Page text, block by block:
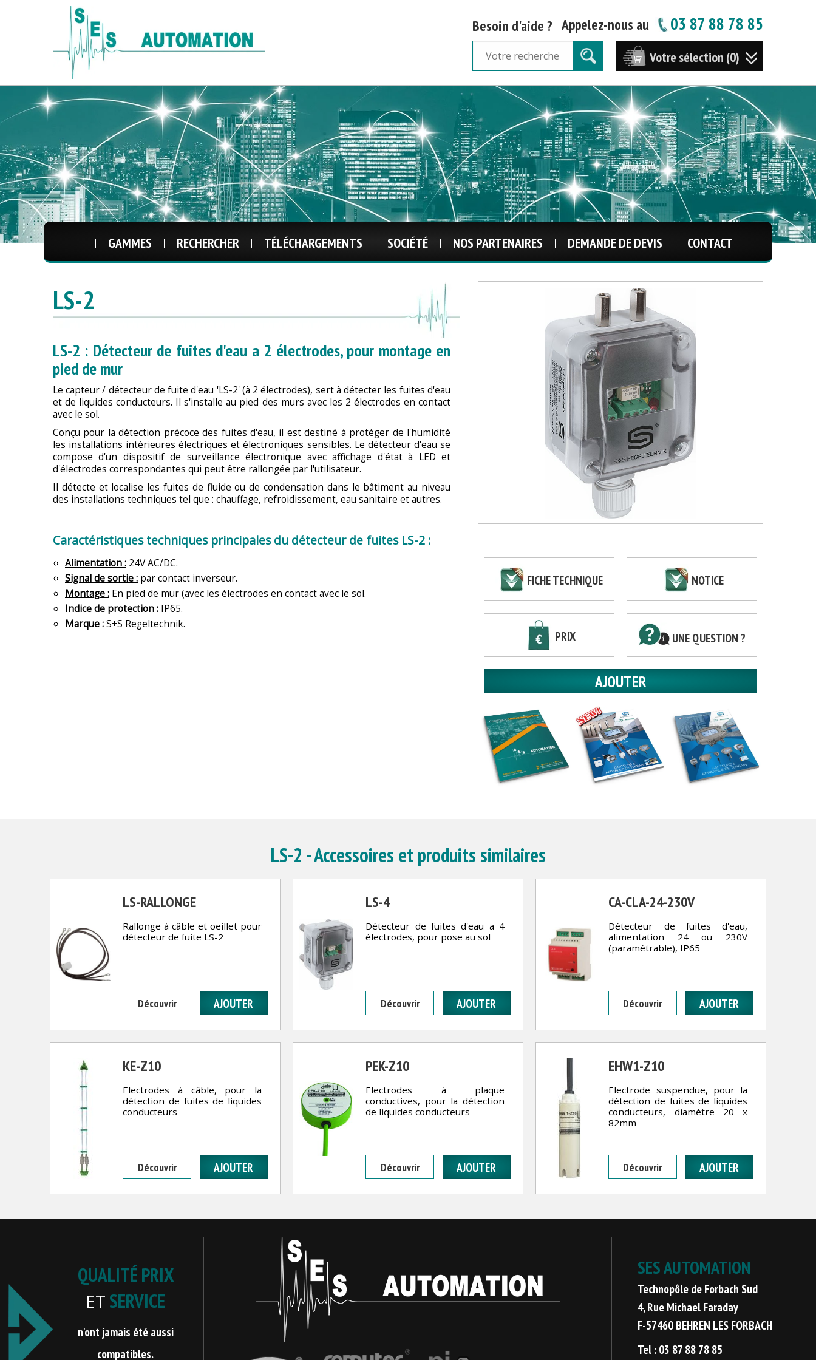
Besoin d'aide ? Appelez-nous au 03 87 88 78 85
Votre sélection (0)
GAMMES RECHERCHER TÉLÉCHARGEMENTS SOCIÉTÉ NOS PARTENAIRES DEMANDE DE DEVIS CONTACT
LS-2
LS-2 : Détecteur de fuites d'eau a 2 électrodes, pour montage en
pied de mur
Le capteur / détecteur de fuite d'eau 'LS-2' (à 2 électrodes), sert à détecter les fuites d'eau
et de liquides conducteurs. Il s'installe au pied des murs avec les 2 électrodes en contact
avec le sol.
Conçu pour la détection précoce des fuites d'eau, il est destiné à protéger de l'humidité
les installations intérieures électriques et électroniques sensibles. Le détecteur d'eau se
compose d'un dispositif de surveillance électronique avec affichage d'état à LED et
d'électrodes correspondantes qui peut être rallongée par l'utilisateur.
Il détecte et localise les fuites de fluide ou de condensation dans le bâtiment au niveau
des installations techniques tel que : chauffage, refroidissement, eau sanitaire et autres.
Caractéristiques techniques principales du détecteur de fuites LS-2 :
Alimentation : 24V AC/DC.
Signal de sortie : par contact inverseur.
Montage : En pied de mur (avec les électrodes en contact avec le sol.
Indice de protection : IP65.
Marque :S+S Regeltechnik.
FICHE TECHNIQUE NOTICE
PRIX
LS-2 - Accessoires et produits similaires
LS-RALLONGE
Rallonge à câble et oeillet pour
détecteur de fuite LS-2
Découvrir
LS-4
Détecteur de fuites d'eau a 4
électrodes, pour pose au sol
Découvrir
CA-CLA-24-230V
Détecteur de fuites d'eau,
alimentation 24 ou 230V
(paramétrable), IP65
Découvrir
KE-Z10
Electrodes à câble, pour la
détection de fuites de liquides
conducteurs
Découvrir
PEK-Z10
Electrodes à plaque
conductives, pour la détection
de liquides conducteurs
Découvrir
EHW1-Z10
Electrode suspendue, pour la
détection de fuites de liquides
conducteurs, diamètre 20 x
82mm
Découvrir
QUALITÉ PRIX
ET SERVICE
n'ont jamais été aussi
compatibles.
SES AUTOMATION
Technopôle de Forbach Sud
4, Rue Michael Faraday
F-57460 BEHREN LES FORBACH
Tel : 03 87 88 78 85